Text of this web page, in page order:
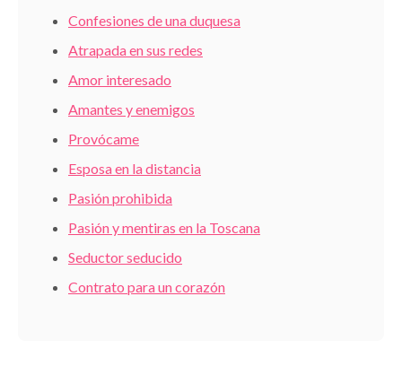
Confesiones de una duquesa
Atrapada en sus redes
Amor interesado
Amantes y enemigos
Provócame
Esposa en la distancia
Pasión prohibida
Pasión y mentiras en la Toscana
Seductor seducido
Contrato para un corazón